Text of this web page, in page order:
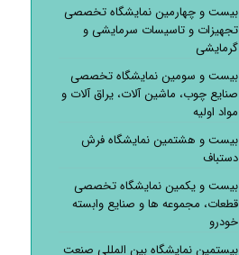
بیست و چهارمین نمایشگاه تخصصی
تجهیزات و تاسیسات سرمایشی و
گرمایشی
بیست و سومین نمایشگاه تخصصی
صنایع چوب، ماشین آلات، یراق آلات و
مواد اولیه
بیست و هشتمین نمایشگاه فرش
دستباف
بیست و یکمین نمایشگاه تخصصی
قطعات، مجموعه ها و صنایع وابسته
خودرو
بیستمین نمایشگاه بین المللی صنعت